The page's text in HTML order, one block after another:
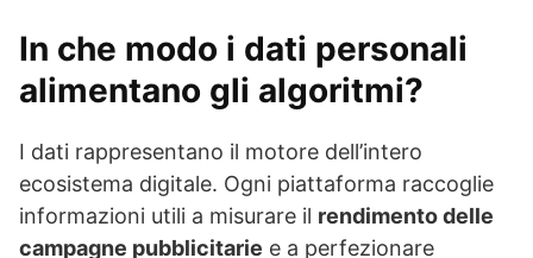
In che modo i dati personali
alimentano gli algoritmi?
I dati rappresentano il motore dell’intero
ecosistema digitale. Ogni piattaforma raccoglie
informazioni utili a misurare il rendimento delle
campagne pubblicitarie e a perfezionare